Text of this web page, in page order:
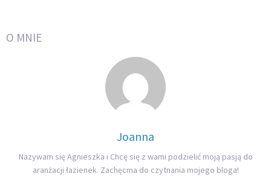
O MNIE
Joanna
Nazywam się Agnieszka i Chcę się z wami podzielić moją pasją do
aranżacji łazienek. Zachęcma do czytnania mojego bloga!